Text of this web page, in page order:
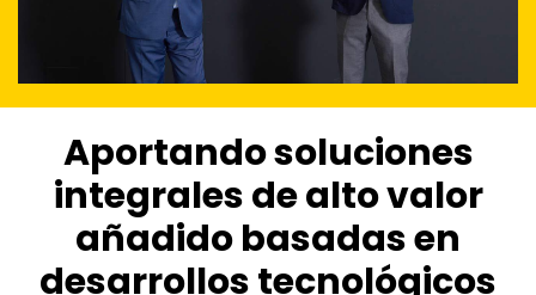
Aportando soluciones
integrales de alto valor
añadido basadas en
desarrollos tecnológicos